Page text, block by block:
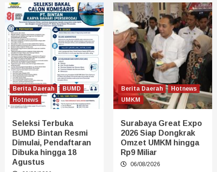
Berita Daerah
BUMD
Hotnews
Seleksi Terbuka
BUMD Bintan Resmi
Dimulai, Pendaftaran
Dibuka hingga 18
Agustus
Berita Daerah
Hotnews
UMKM
Surabaya Great Expo
2026 Siap Dongkrak
Omzet UMKM hingga
Rp9 Miliar
06/08/2026